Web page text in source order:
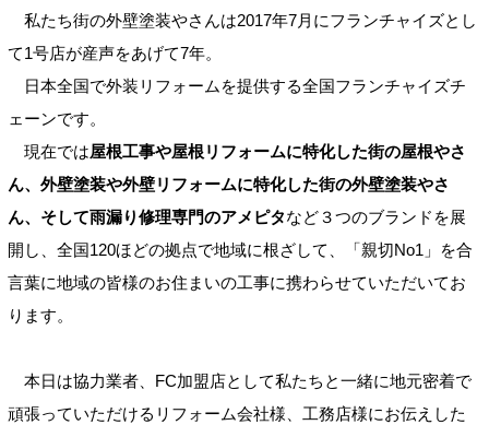
私たち街の外壁塗装やさんは2017年7月にフランチャイズとし
て1号店が産声をあげて7年。
日本全国で外装リフォームを提供する全国フランチャイズチ
ェーンです。
現在では屋根工事や屋根リフォームに特化した街の屋根やさ
ん、外壁塗装や外壁リフォームに特化した街の外壁塗装やさ
ん、そして雨漏り修理専門のアメピタなど３つのブランドを展
開し、全国120ほどの拠点で地域に根ざして、「親切No1」を合
言葉に地域の皆様のお住まいの工事に携わらせていただいてお
ります。
本日は協力業者、FC加盟店として私たちと一緒に地元密着で
頑張っていただけるリフォーム会社様、工務店様にお伝えした